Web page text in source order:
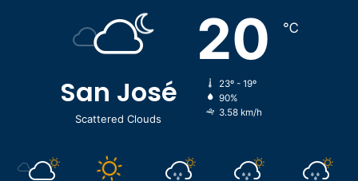
San José
Scattered Clouds
20 ℃
23º - 19º
90%
3.58 km/h